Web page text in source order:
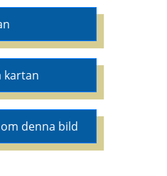
kartan
denna bild